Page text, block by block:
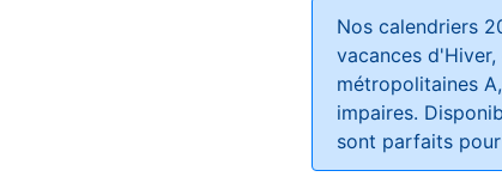
Nos calendriers
vacances
métropolitaines
impaires.
sont parfaits